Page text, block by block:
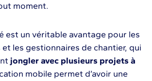
moment.
est un véritable avantage pour les
les gestionnaires de chantier, qui
jongler avec plusieurs projets à
mobile permet d’avoir une